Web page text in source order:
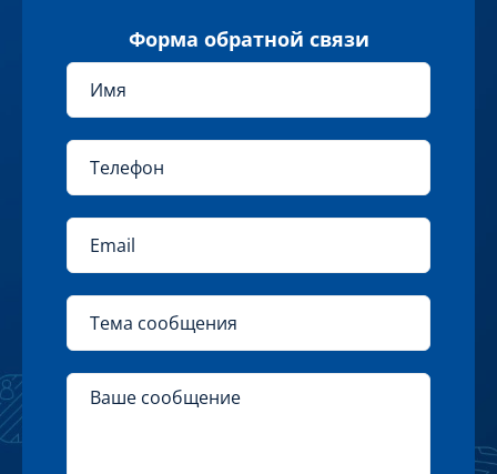
Форма обратной связи